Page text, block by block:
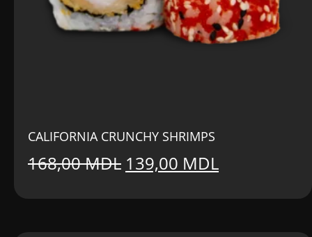
CALIFORNIA CRUNCHY SHRIMPS
168,00MDL Prețul
139,00 MDLPrețul